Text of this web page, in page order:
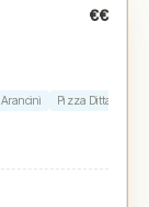
€€
Arancini Pizza Ditta à la